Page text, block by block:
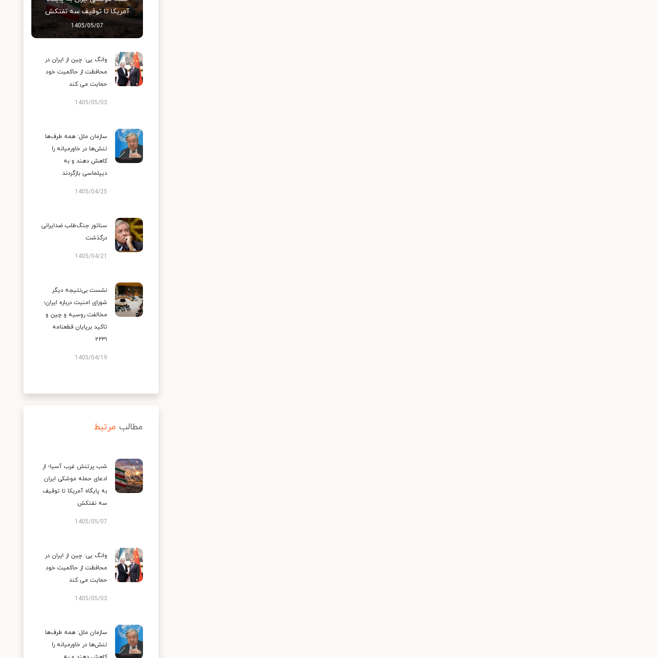
آمریکا تا توقیف سه نفتکش
1405/05/07
وانگ یی: چین از ایران در
محافظت از حاکمیت خود
حمایت می کند
1405/05/03
سازمان ملل: همه طرف‌ها
تنش‌ها در خاورمیانه را
کاهش دهند و به
دیپلماسی بازگردند
1405/04/25
سناتور جنگ‌طلب ضدایرانی
درگذشت
1405/04/21
نشست بی‌نتیجه دیگر
شورای امنیت درباره ایران؛
مخالفت روسیه و چین و
تاکید برپایان قطعنامه
۲۲۳۱
1405/04/19
مطالب مرتبط
شب پرتنش غرب آسیا؛ از
ادعای حمله موشکی ایران
به پایگاه آمریکا تا توقیف
سه نفتکش
1405/05/07
وانگ یی: چین از ایران در
محافظت از حاکمیت خود
حمایت می کند
1405/05/03
سازمان ملل: همه طرف‌ها
تنش‌ها در خاورمیانه را